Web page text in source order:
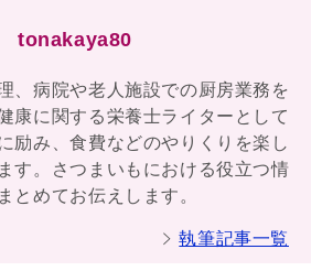
tonakaya80
、病院や老人施設での厨房業務を
康に関する栄養士ライターとして
励み、食費などのやりくりを楽し
す。さつまいもにおける役立つ情
とめてお伝えします。
執筆記事一覧